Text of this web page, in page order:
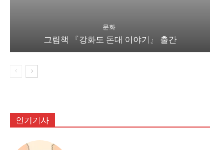
문화
그림책 『강화도 돈대 이야기』 출간
인기기사